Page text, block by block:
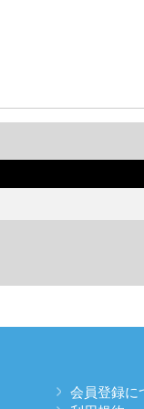
会員登録に